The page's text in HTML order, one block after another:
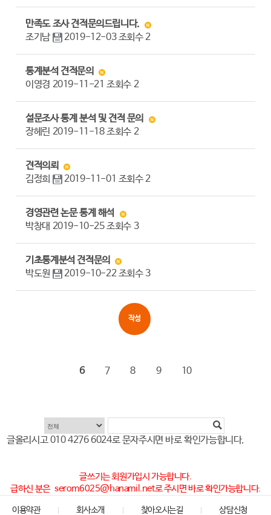
만족도 조사 견적문의드립니다.
조기남
2019-12-03조회수 2
통계분석 견적문의
이영경 2019-11-21 조회수 2
설문조사 통계 분석 및 견적 문의
장헤린 2019-11-18조회수 2
견적의뢰
김정희
2019-11-01 조회수 2
경영관련 논문 통계 해석
박창대 2019-10-25조회수 3
기초통계분석 견적문의
박도원
2019-10-22조회수 3
작성
6 7 8 9 10
글올리시고010 4276 6024로 문자주시면 바로 확인가능합니다.
글쓰기는 회원가입시 가능합니다.
급하신 분은 serom6025@hanamil.net로 주시면 바로 확인가능합니다.
이용약관 회사소개 찾아오시는길 상담신청